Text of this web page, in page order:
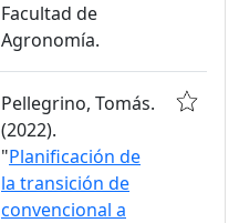
Facultad de
Agronomía.
Pellegrino, Tomás.
(2022).
"Planificación de
la transición de
convencional a